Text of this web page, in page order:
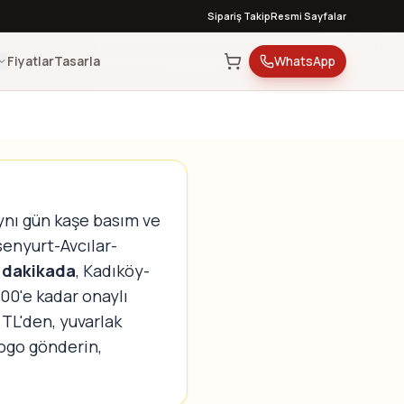
Sipariş TakipResmi Sayfalar
FiyatlarTasarla WhatsApp
gün kaşe basım ve
Avcılar-
, Kadıköy-
kadar onaylı
yuvarlak
gönderin,